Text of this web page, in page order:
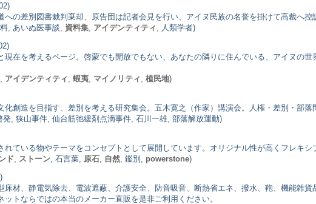
の差別図書裁判棄却、原告団は記者会見を行い、アイヌ民族の名誉を掛けて高裁へ
, あいぬ医事談, 資料集 アイデンティティ , 人類学者)
現在を考えるページ。啓蒙でも開放でもない、あなたの隣りに住んでいる、アイヌの
アイデンティティ 蝦夷 マイノリティ 植民地)
創造を目指す、差別を考える研究集会。五木寛之（作家）講演会。人権・差別・部落
発, 狭山事件, 仙台筋弛緩剤点滴事件, 石川一雄, 部落解放運動)
ている物やテーマをコンセプトとして展開しています。オリジナル性が高くフレキシ
ド ストーン , 石言葉, 原石 自然 , 鑑別, powerstone)
材、静電気除去、電波遮蔽、介護安全、防音吸音、断熱省エネ、撥水、鞄、機能雑
トならではの本当のメーカー直販を是非ご利用ください。